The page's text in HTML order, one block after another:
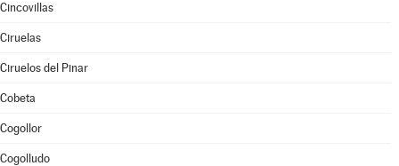
Cincovillas
Ciruelas
Ciruelos del Pinar
Cobeta
Cogollor
Cogolludo